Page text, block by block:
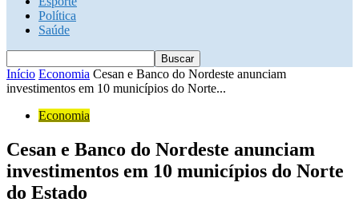
Política
Saúde
Início Economia Cesan e Banco do Nordeste anunciam
investimentos em 10 municípios do Norte...
Economia
Cesan e Banco do Nordeste anunciam
investimentos em 10 municípios do Norte
do Estado